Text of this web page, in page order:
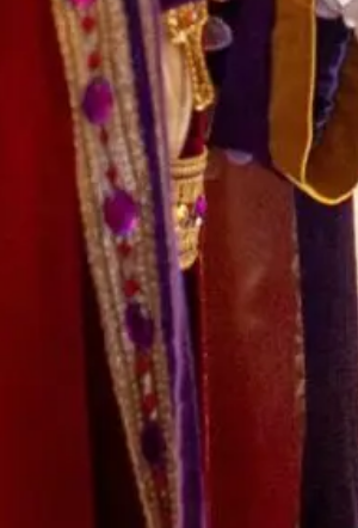
Goed om te weten
Lorem ipsum dolor sit amet,
adipiscing elit, sed do eiusmod
incididunt ut labore et dolore
enim ad minim veniam, quis
ullamco laboris nisi ut aliquip ex
consequat.
Lorem ipsum